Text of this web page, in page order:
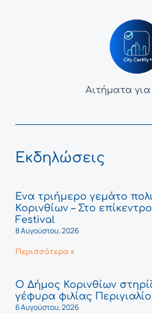
Αιτήματα
Εκδηλώσεις
Ένα τριήμερο γεμάτο
Κορινθίων – Στο
Festival
8 Αυγούστου, 2026
Περισσότερα »
Ο Δήμος Κορινθίων
γέφυρα φιλίας
6 Αυγούστου, 2026